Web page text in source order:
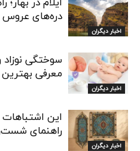
اخبار دیگران
دره‌های
اخبار دیگران
سوختگی نوزاد
معرفی
اخبار دیگران
این اشتباهات
راهنمای